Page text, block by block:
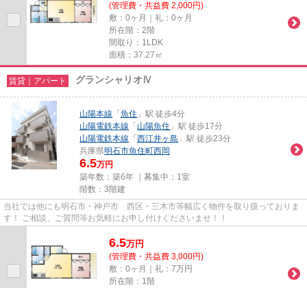
(管理費・共益費 2,000円)
敷：0ヶ月｜礼：0ヶ月
所在階：2階
間取り：1LDK
面積：37.27㎡
賃貸｜アパート グランシャリオⅣ
山陽本線 「 魚住 」駅 徒歩4分
山陽電鉄本線 「 山陽魚住 」駅 徒歩17分
山陽電鉄本線 「 西江井ヶ島 」駅 徒歩23分
兵庫県明石市魚住町西岡
6.5万円
築年数：築6年 ｜募集中： 1室
階数：3階建
当社では他にも明石市・神戸市 西区・三木市等幅広く物件を取り扱っておりま
す！ ご相談、ご質問等お気軽にお申し付けくださいませ！！
6.5万円
(管理費・共益費 3,000円)
敷：0ヶ月｜礼：7万円
所在階：1階